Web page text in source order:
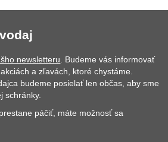
newsletteru. Budeme vás informovať
a zľavách, ktoré chystáme.
budeme posielať len občas, aby sme
schránky.
páčiť, máte možnosť sa